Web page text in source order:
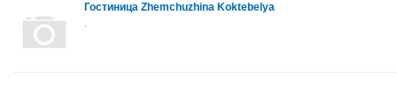
Гостиница Zhemchuzhina Koktebelya